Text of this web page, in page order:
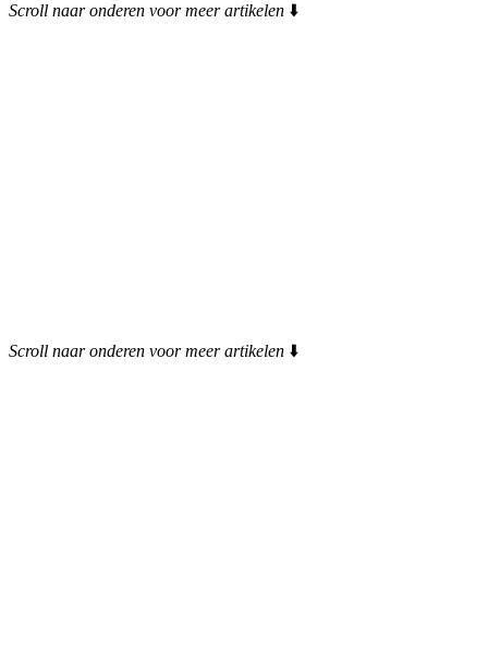
Scroll naar onderen voor meer artikelen ⬇️
Scroll naar onderen voor meer artikelen ⬇️